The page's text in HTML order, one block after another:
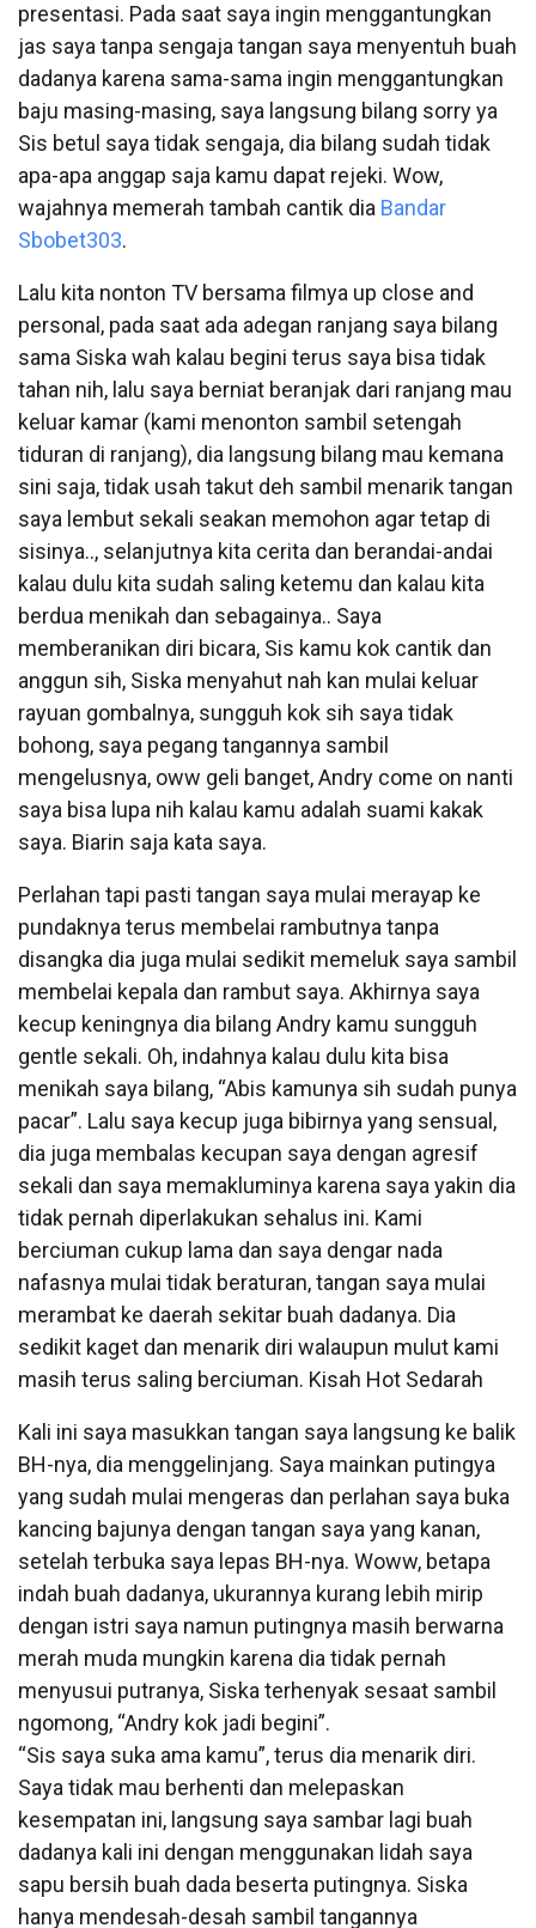
presentasi. Pada saat saya ingin menggantungkan
jas saya tanpa sengaja tangan saya menyentuh buah
dadanya karena sama-sama ingin menggantungkan
baju masing-masing, saya langsung bilang sorry ya
Sis betul saya tidak sengaja, dia bilang sudah tidak
apa-apa anggap saja kamu dapat rejeki. Wow,
wajahnya memerah tambah cantik dia Bandar
Sbobet303.
Lalu kita nonton TV bersama filmya up close and
personal, pada saat ada adegan ranjang saya bilang
sama Siska wah kalau begini terus saya bisa tidak
tahan nih, lalu saya berniat beranjak dari ranjang mau
keluar kamar (kami menonton sambil setengah
tiduran di ranjang), dia langsung bilang mau kemana
sini saja, tidak usah takut deh sambil menarik tangan
saya lembut sekali seakan memohon agar tetap di
sisinya.., selanjutnya kita cerita dan berandai-andai
kalau dulu kita sudah saling ketemu dan kalau kita
berdua menikah dan sebagainya.. Saya
memberanikan diri bicara, Sis kamu kok cantik dan
anggun sih, Siska menyahut nah kan mulai keluar
rayuan gombalnya, sungguh kok sih saya tidak
bohong, saya pegang tangannya sambil
mengelusnya, oww geli banget, Andry come on nanti
saya bisa lupa nih kalau kamu adalah suami kakak
saya. Biarin saja kata saya.
Perlahan tapi pasti tangan saya mulai merayap ke
pundaknya terus membelai rambutnya tanpa
disangka dia juga mulai sedikit memeluk saya sambil
membelai kepala dan rambut saya. Akhirnya saya
kecup keningnya dia bilang Andry kamu sungguh
gentle sekali. Oh, indahnya kalau dulu kita bisa
menikah saya bilang, “Abis kamunya sih sudah punya
pacar”. Lalu saya kecup juga bibirnya yang sensual,
dia juga membalas kecupan saya dengan agresif
sekali dan saya memakluminya karena saya yakin dia
tidak pernah diperlakukan sehalus ini. Kami
berciuman cukup lama dan saya dengar nada
nafasnya mulai tidak beraturan, tangan saya mulai
merambat ke daerah sekitar buah dadanya. Dia
sedikit kaget dan menarik diri walaupun mulut kami
masih terus saling berciuman. Kisah Hot Sedarah
Kali ini saya masukkan tangan saya langsung ke balik
BH-nya, dia menggelinjang. Saya mainkan putingya
yang sudah mulai mengeras dan perlahan saya buka
kancing bajunya dengan tangan saya yang kanan,
setelah terbuka saya lepas BH-nya. Woww, betapa
indah buah dadanya, ukurannya kurang lebih mirip
dengan istri saya namun putingnya masih berwarna
merah muda mungkin karena dia tidak pernah
menyusui putranya, Siska terhenyak sesaat sambil
ngomong, “Andry kok jadi begini”.
“Sis saya suka ama kamu”, terus dia menarik diri.
Saya tidak mau berhenti dan melepaskan
kesempatan ini, langsung saya sambar lagi buah
dadanya kali ini dengan menggunakan lidah saya
sapu bersih buah dada beserta putingnya. Siska
hanya mendesah-desah sambil tangannya